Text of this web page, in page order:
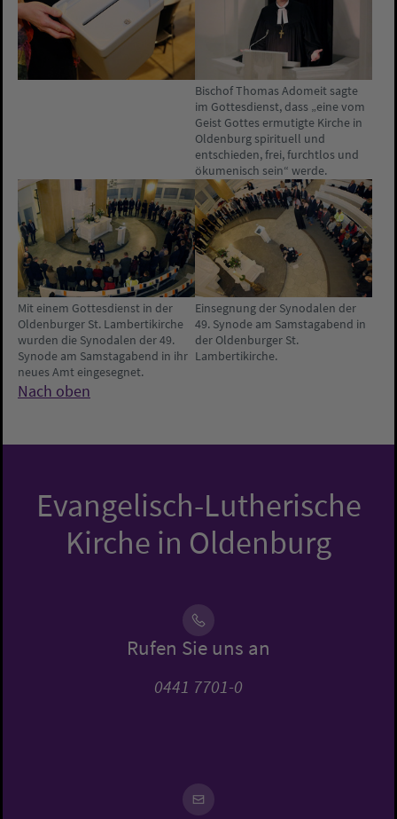
Bischof Thomas Adomeit sagte
im Gottesdienst, dass „eine vom
Geist Gottes ermutigte Kirche in
Oldenburg spirituell und
entschieden, frei, furchtlos und
ökumenisch sein“ werde.
Mit einem Gottesdienst in der
Oldenburger St. Lambertikirche
wurden die Synodalen der 49.
Synode am Samstagabend in ihr
neues Amt eingesegnet.
Einsegnung der Synodalen der
49. Synode am Samstagabend in
der Oldenburger St.
Lambertikirche.
Nach oben
Evangelisch-Lutherische
Kirche in Oldenburg
Rufen Sie uns an
0441 7701-0